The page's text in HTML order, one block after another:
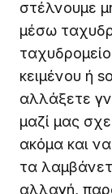
στέλνουμε
μέσω
κειμένου ή
αλλάξετε
μαζί μας
ακόμα και
τα
αλλαγή,